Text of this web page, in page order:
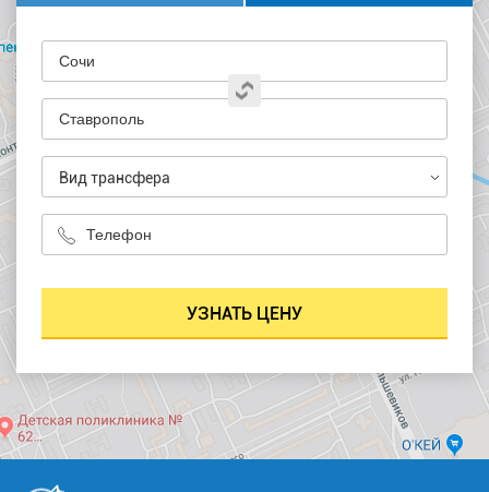
Вид трансфера